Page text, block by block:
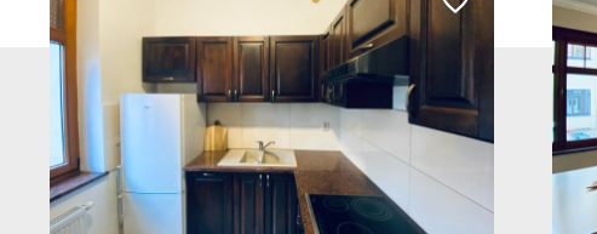
ulubionych Dodaj do